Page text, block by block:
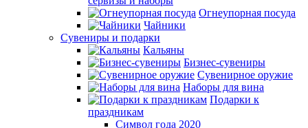
Огнеупорная посуда
Чайники
Сувениры и подарки
Кальяны
Бизнес-сувениры
Сувенирное оружие
Наборы для вина
Подарки к
праздникам
Символ года 2020